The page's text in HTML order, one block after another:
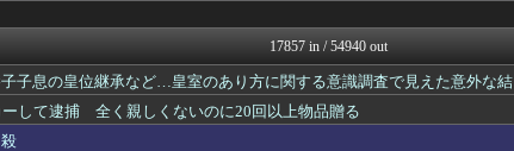
処方…被災者向け大浴...
軍事・ミリタリー速報☆彡
料未払いした挙句高飛...
にゅーすアルー！
の理由を指摘 → ﾈ...
政経ワロスまとめニュース♪
削除WWWWWWWW...
アルファルファモザイク＠ネ...
モッコスヌ〜ン
社のマンガ...
17857 in / 54940 out
子息の皇位継承など…皇室のあり方に関する意識調査で見えた意外な結
して逮捕 全く親しくないのに20回以上物品贈る